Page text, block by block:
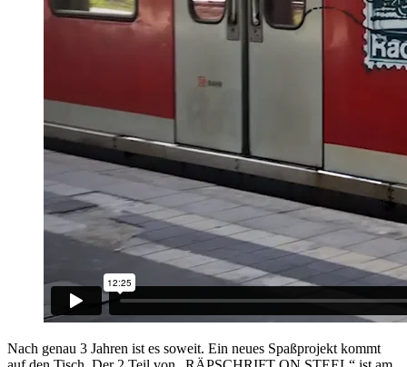
Nach genau 3 Jahren ist es soweit. Ein neues Spaßprojekt kommt